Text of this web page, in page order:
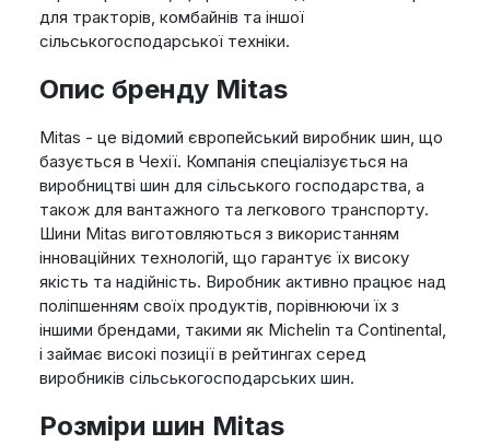
для тракторів, комбайнів та іншої
сільськогосподарської техніки.
Опис бренду Mitas
Mitas - це відомий європейський виробник шин, що
базується в Чехії. Компанія спеціалізується на
виробництві шин для сільського господарства, а
також для вантажного та легкового транспорту.
Шини Mitas виготовляються з використанням
інноваційних технологій, що гарантує їх високу
якість та надійність. Виробник активно працює над
поліпшенням своїх продуктів, порівнюючи їх з
іншими брендами, такими як Michelin та Continental,
і займає високі позиції в рейтингах серед
виробників сільськогосподарських шин.
Розміри шин Mitas